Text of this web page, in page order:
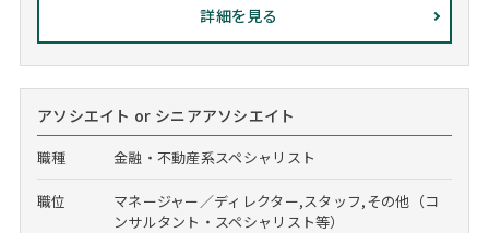
詳細を見る
アソシエイト or シニアアソシエイト
職種 金融・不動産系スペシャリスト
職位
マネージャー／ディレクター,スタッフ,その他（コ
ンサルタント・スペシャリスト等）